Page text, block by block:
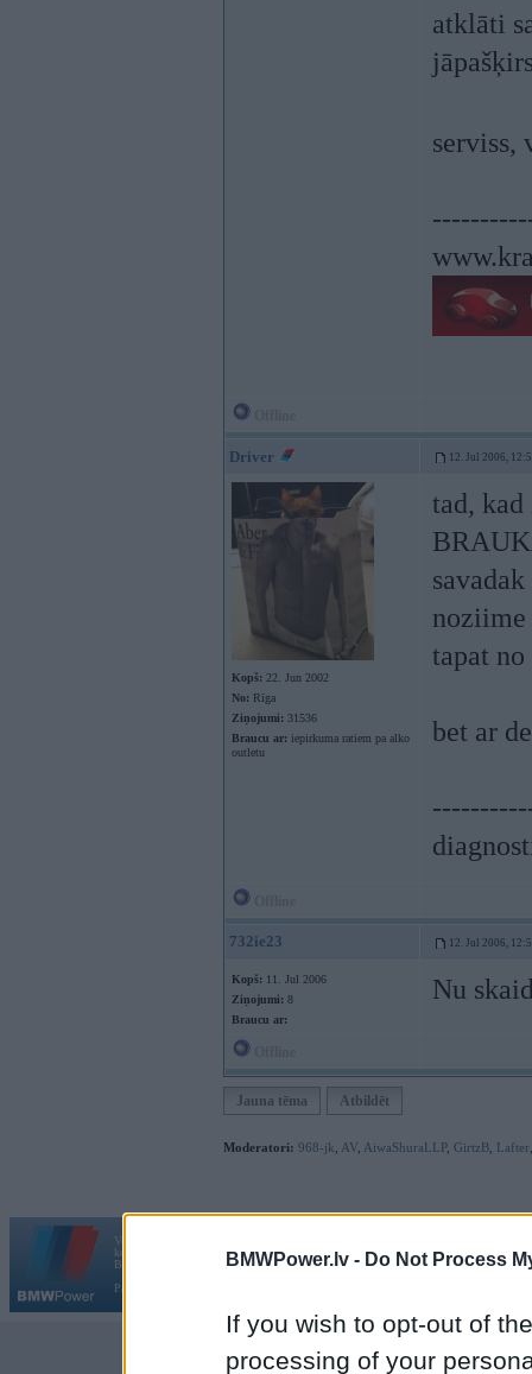
BMWPower.lv - Do Not Process
If you wish to opt-out of
processing of your
atklāti
serviss,
Driver 12. Jul 2006,
Kopš: 22. Jun 2002
No: Rīga
Ziņojumi: 31536
Braucu ar: iepirkuma ratiem pa alko
outletu
tad,
noziime
tapat
bet ar
732ie23 12. Jul 2006,
Kopš: 11. Jul 2006
Ziņojumi: 8
Braucu ar:
Nu
Jauna tēma Atbildēt
Moderatori: 968-jk AV AiwaShuraLLP, GirtzB Lafter
Vortāls BMWPower.lv darbojas
kopš 2002. gada 14. maija. Tas nav auto klubs un nav saistīts ar
BMW AG.
Par BMWPower
Galvena|